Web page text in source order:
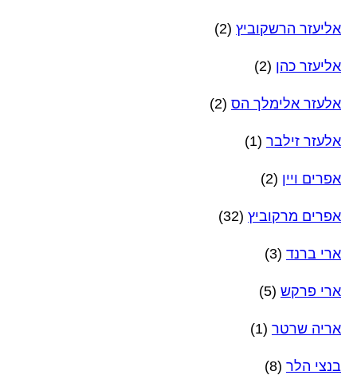
אליעזר הרשקוביץ (2)
אליעזר כהן (2)
אלעזר אלימלך הס (2)
אלעזר זילבר (1)
אפרים ויין (2)
אפרים מרקוביץ (32)
ארי ברנד (3)
ארי פרקש (5)
אריה שרטר (1)
בנצי הלר (8)